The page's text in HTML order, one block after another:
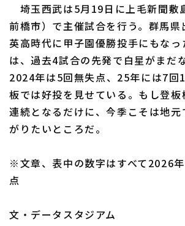
埼玉西武は5月19日に上毛新聞敷
前橋市）で主催試合を行う。群馬県
英高時代に甲子園優勝投手にもなっ
は、過去4試合の先発で白星がまだ
2024年は5回無失点、25年には7回
板では好投を見せている。もし登
連続となるだけに、今季こそは地元
がりたいところだ。
※文章、表中の数字はすべて2026
点
文・データスタジアム